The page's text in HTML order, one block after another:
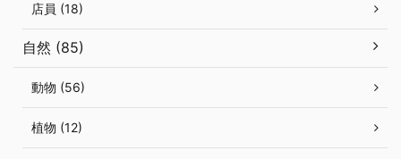
店員 (18)
自然 (85)
動物 (56)
植物 (12)